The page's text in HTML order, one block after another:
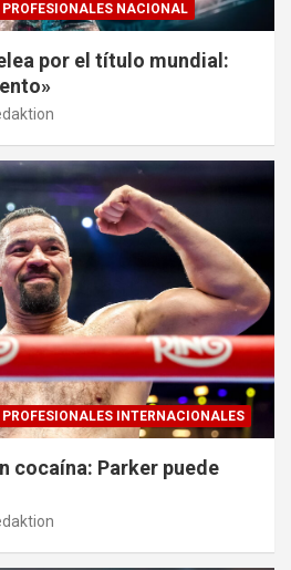
PROFESIONALES NACIONAL
por el título mundial:
PROFESIONALES INTERNACIONALES
cocaína: Parker puede